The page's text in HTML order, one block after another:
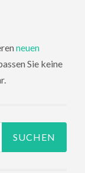
neuen
Sie keine